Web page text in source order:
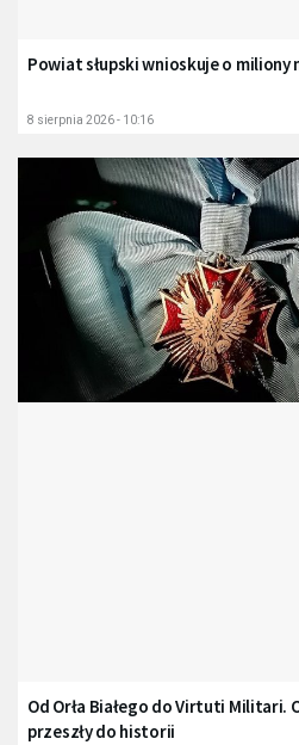
Powiat słupski wnioskuje o miliony
8 sierpnia 2026 - 10:16
Od Orła Białego do Virtuti Militari.
przeszły do historii